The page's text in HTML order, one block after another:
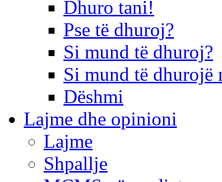
Dhuro tani!
Pse të dhuroj?
Si mund të dhuroj?
Si mund të dhurojë
Dëshmi
Lajme dhe opinioni
Lajme
Shpallje